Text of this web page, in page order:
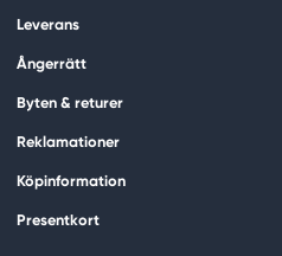
Leverans
Ångerrätt
Byten & returer
Reklamationer
Köpinformation
Presentkort